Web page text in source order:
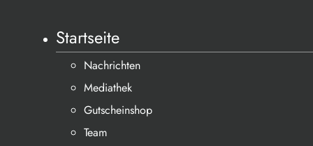
Startseite
Nachrichten
Mediathek
Gutscheinshop
Team